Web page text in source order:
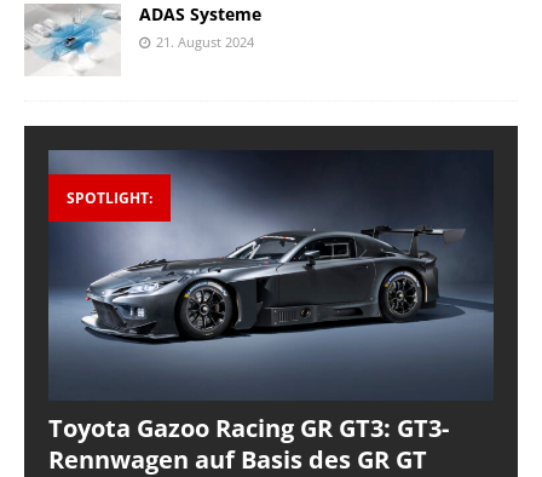
ADAS Systeme
21. August 2024
SPOTLIGHT:
Toyota Gazoo Racing GR GT3: GT3-
Rennwagen auf Basis des GR GT